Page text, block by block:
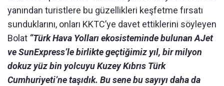
yanından turistlere bu güzellikleri keşfetme fırsatı
sunduklarını, onları KKTC’ye davet ettiklerini söyleyen
Bolat “Türk Hava Yolları ekosisteminde bulunan AJet
ve SunExpress’le birlikte geçtiğimiz yıl, bir milyon
dokuz yüz bin yolcuyu Kuzey Kıbrıs Türk
Cumhuriyeti’ne taşıdık. Bu sene bu sayıyı daha da